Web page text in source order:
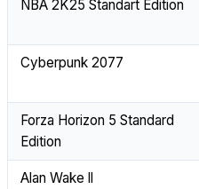
NBA 2K25 Standart Edition
Cyberpunk 2077
Forza Horizon 5 Standard
Edition
Alan Wake ll